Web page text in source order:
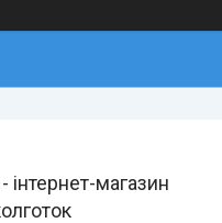
інтернет-магазин